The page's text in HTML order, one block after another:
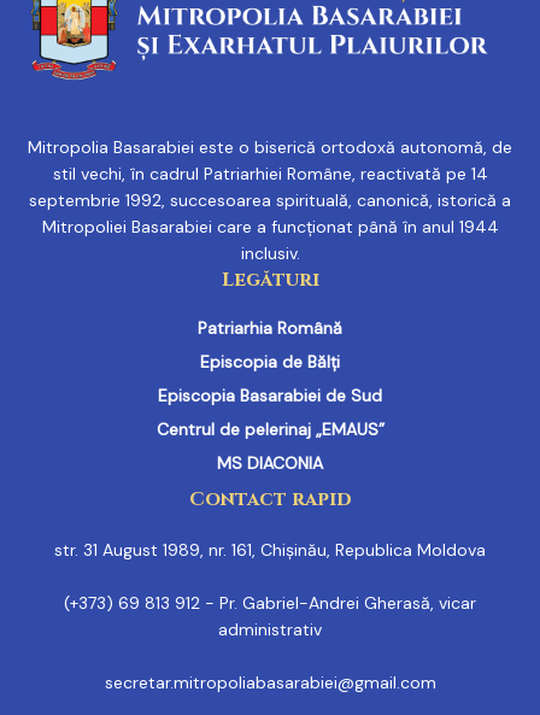
Mitropolia Basarabiei este o biserică ortodoxă autonomă, de
stil vechi, în cadrul Patriarhiei Române, reactivată pe 14
septembrie 1992, succesoarea spirituală, canonică, istorică a
Mitropoliei Basarabiei care a funcționat până în anul 1944
inclusiv.
Legături
Patriarhia Română
Episcopia de Bălți
Episcopia Basarabiei de Sud
Centrul de pelerinaj „EMAUS”
MS DIACONIA
Contact rapid
str. 31 August 1989, nr. 161, Chișinău, Republica Moldova
(+373) 69 813 912 - Pr. Gabriel-Andrei Gherasă, vicar
administrativ
secretar.mitropoliabasarabiei@gmail.com